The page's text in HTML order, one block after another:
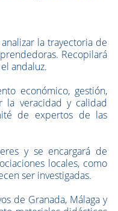
la trayectoria de
Recopilará
andaluz.
económico, gestión,
la veracidad y calidad
de expertos de las
y se encargará de
locales, como
ser investigadas.
de Granada, Málaga y